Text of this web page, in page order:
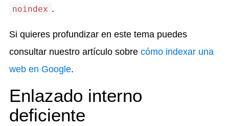
noindex .
Si quieres profundizar en este tema puedes
consultar nuestro artículo sobre cómo indexar una
web en Google.
Enlazado interno
deficiente